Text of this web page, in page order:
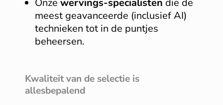
meest geavanceerde (inclusief AI)
technieken tot in de puntjes
beheersen.
Kwaliteit van de selectie is
allesbepalend